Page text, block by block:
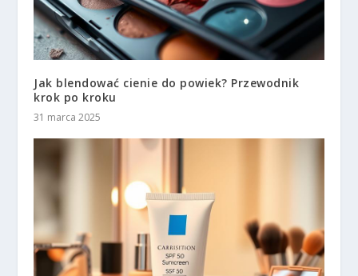
Jak blendować cienie do powiek? Przewodnik
krok po kroku
31 marca 2025